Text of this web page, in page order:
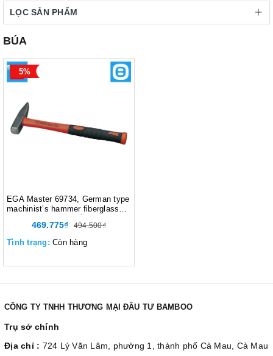
LỌC SẢN PHẨM
BÚA
5%
EGA Master 69734, German type
machinist’s hammer fiberglass
cầm sợi thủy tinh, Độ cứng 50-
58HRC trong vùng va đập, Màu
đỏ đen
469.775₫ 494.500₫
Tình trạng: Còn hàng
CÔNG TY TNHH THƯƠNG MẠI ĐẦU TƯ BAMBOO
Trụ sở chính
Địa chỉ : 724 Lý Văn Lâm, phường 1, thành phố Cà Mau, Cà Mau